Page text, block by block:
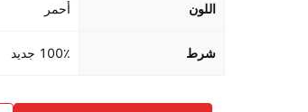
اللون أحمر
شرط 100٪ جديد